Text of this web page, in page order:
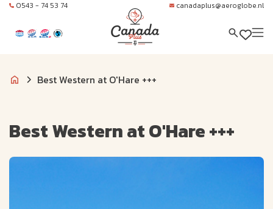
0543 - 74 53 74 canadaplus@aeroglobe.nl
Best Western at O'Hare +++
Best Western at O'Hare +++